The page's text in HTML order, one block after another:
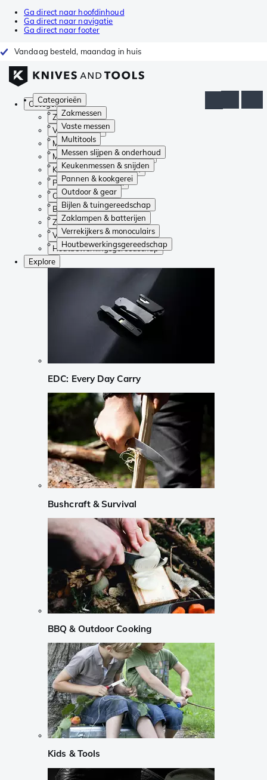
Ga direct naar hoofdinhoud
Ga direct naar navigatie
Ga direct naar footer
Vandaag besteld, maandag in huis
Categorieën
Zakmessen
Vaste messen
Multitools
Messen slijpen & onderhoud
Keukenmessen & snijden
Pannen & kookgerei
Outdoor & gear
Bijlen & tuingereedschap
Zaklampen & batterijen
Verrekijkers & monoculairs
Houtbewerkingsgereedschap
Categorieën
Zakmessen
Vaste messen
Multitools
Messen slijpen & onderhoud
Keukenmessen & snijden
Pannen & kookgerei
Outdoor & gear
Bijlen & tuingereedschap
Zaklampen & batterijen
Verrekijkers & monoculairs
Houtbewerkingsgereedschap
Explore
EDC: Every Day Carry
Bushcraft & Survival
BBQ & Outdoor Cooking
Kids & Tools